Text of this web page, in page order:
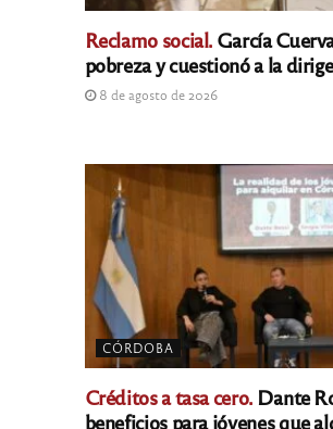
Reclamo social. García
pobreza y cuestionó a la
8 de agosto de 2026
CÓRDOBA
Créditos a tasa cero.Dante
beneficios para jóvenes que